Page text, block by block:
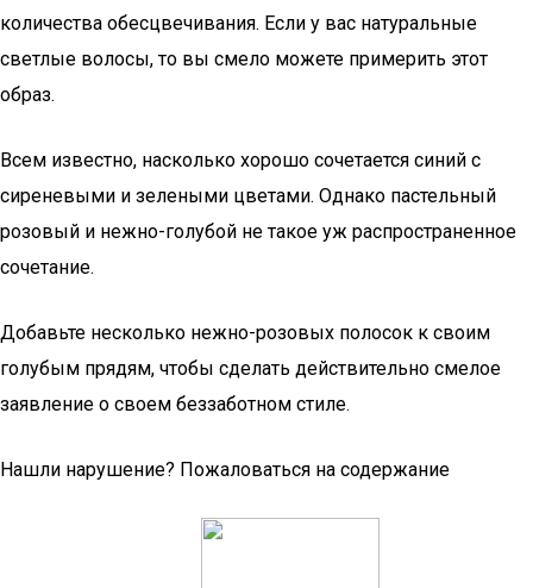
количества обесцвечивания. Если у вас натуральные
светлые волосы, то вы смело можете примерить этот
образ.
Всем известно, насколько хорошо сочетается синий с
сиреневыми и зелеными цветами. Однако пастельный
розовый и нежно-голубой не такое уж распространенное
сочетание.
Добавьте несколько нежно-розовых полосок к своим
голубым прядям, чтобы сделать действительно смелое
заявление о своем беззаботном стиле.
Нашли нарушение? Пожаловаться на содержание